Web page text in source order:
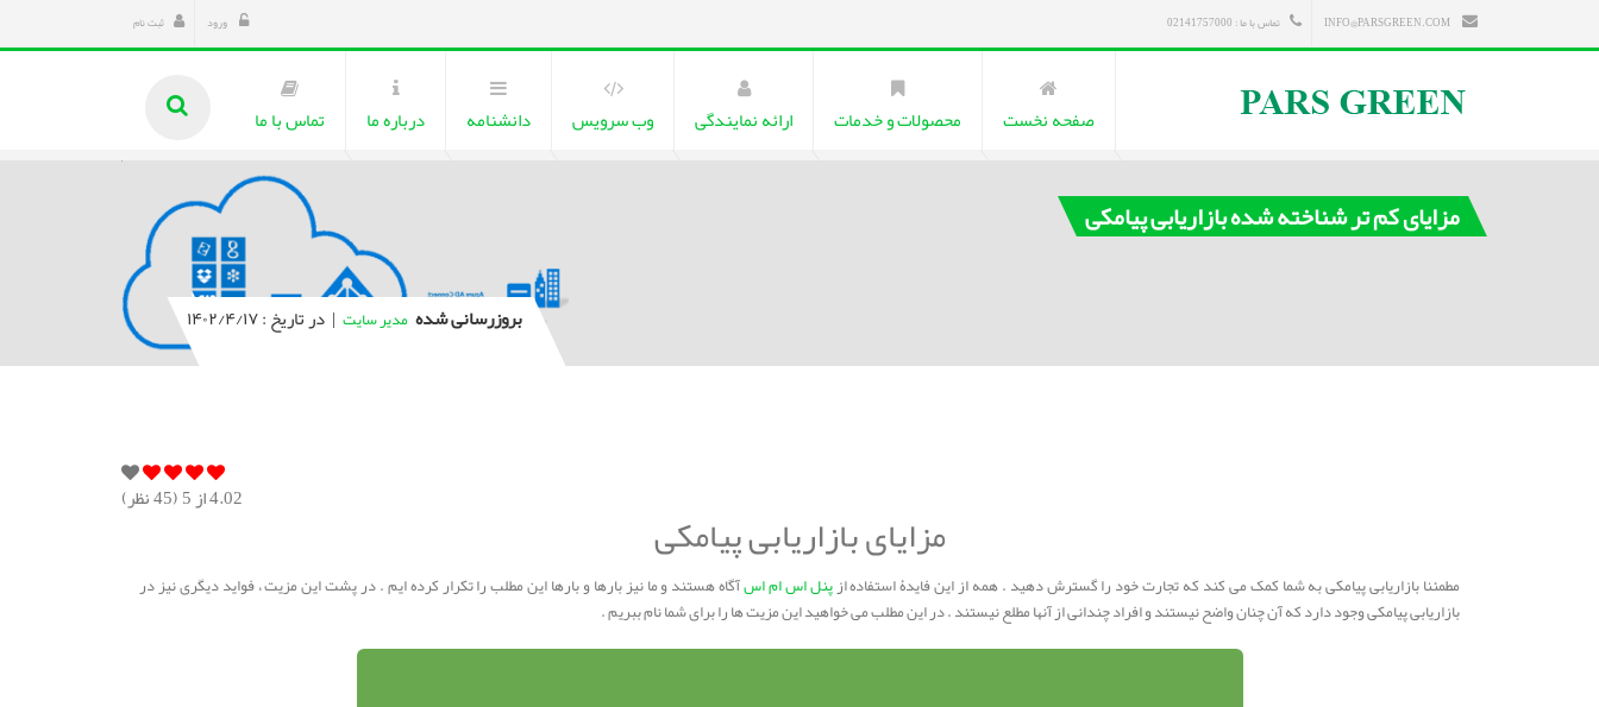
تماس با ما : 02141757000 ورود ثبت نام
صفحه نخست محصولات و خدمات ارائه نمایندگی وب سرویس دانشنامه درباره ما تماس با ما
مزایای کم تر شناخته شده بازاریابی پیامکی
بروزرسانی شده مدیر سایت | در تاریخ : ۱۴۰۲/۴/۱۷
4.02از 5 ( 45نظر)
مزایای بازاریابی پیامکی
مطمئنا بازاریابی پیامکی به شما کمک می کند که تجارت خود را گسترش دهید . همه از این فایدۀ استفاده ازپنل اس ام اسآگاه هستند و ما نیز بارها و بارها این مطلب را تکرار کرده ایم . در پشت این مزیت ، فواید دیگری نیز در
بازاریابی پیامکی وجود دارد که آن چنان واضح نیستند و افراد چندانی از آنها مطلع نیستند . در این مطلب می خواهید این مزیت ها را برای شما نام ببریم .